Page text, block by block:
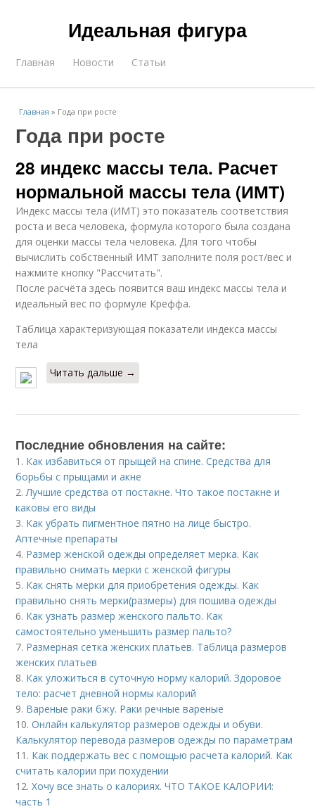
Идеальная фигура
Главная Новости Статьи
Главная » Года при росте
Года при росте
28 индекс массы тела. Расчет
нормальной массы тела (ИМТ)
Индекс массы тела (ИМТ) это показатель соответствия
роста и веса человека, формула которого была создана
для оценки массы тела человека. Для того чтобы
вычислить собственный ИМТ заполните поля рост/вес и
нажмите кнопку "Рассчитать".
После расчёта здесь появится ваш индекс массы тела и
идеальный вес по формуле Креффа.
Таблица характеризующая показатели индекса массы
тела
Читать дальше →
Последние обновления на сайте:
1. Как избавиться от прыщей на спине. Средства для
борьбы с прыщами и акне
2.Лучшие средства от постакне. Что такое постакне и
каковы его виды
3. Как убрать пигментное пятно на лице быстро.
Аптечные препараты
4. Размер женской одежды определяет мерка. Как
правильно снимать мерки с женской фигуры
5. Как снять мерки для приобретения одежды. Как
правильно снять мерки(размеры) для пошива одежды
6. Как узнать размер женского пальто. Как
самостоятельно уменьшить размер пальто?
7. Размерная сетка женских платьев. Таблица размеров
женских платьев
8. Как уложиться в суточную норму калорий. Здоровое
тело: расчет дневной нормы калорий
9. Вареные раки бжу. Раки речные вареные
10.Онлайн калькулятор размеров одежды и обуви.
Калькулятор перевода размеров одежды по параметрам
11. Как поддержать вес с помощью расчета калорий. Как
считать калории при похудении
12.Хочу все знать о калориях. ЧТО ТАКОЕ КАЛОРИИ:
часть 1